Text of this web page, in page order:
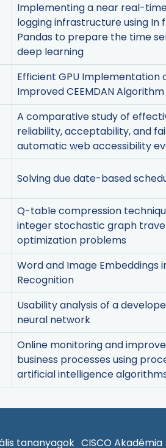
Implementing a near real-
logging infrastructure using In
Pandas to prepare the time
deep learning
Efficient GPU Implementation
Improved CEEMDAN Algorithm
A comparative study of
reliability, acceptability, and
automatic web accessibility
Solving due date-based
Q-table compression
integer stochastic graph
optimization problems
Word and Image Embeddings
Recognition
Usability analysis of a
neural network
Online monitoring and
business processes using
artificial intelligence
tananyagok CISCO Akadémia